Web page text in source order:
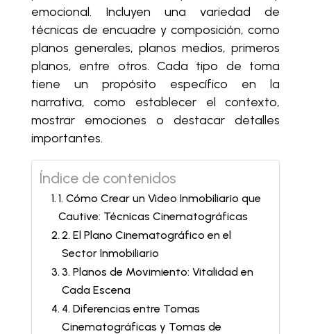
emocional. Incluyen una variedad de
técnicas de encuadre y composición, como
planos generales, planos medios, primeros
planos, entre otros. Cada tipo de toma
tiene un propósito específico en la
narrativa, como establecer el contexto,
mostrar emociones o destacar detalles
importantes.
Índice de contenidos
1. Cómo Crear un Video Inmobiliario que
Cautive: Técnicas Cinematográficas
2. El Plano Cinematográfico en el
Sector Inmobiliario
3. Planos de Movimiento: Vitalidad en
Cada Escena
4. Diferencias entre Tomas
Cinematográficas y Tomas de